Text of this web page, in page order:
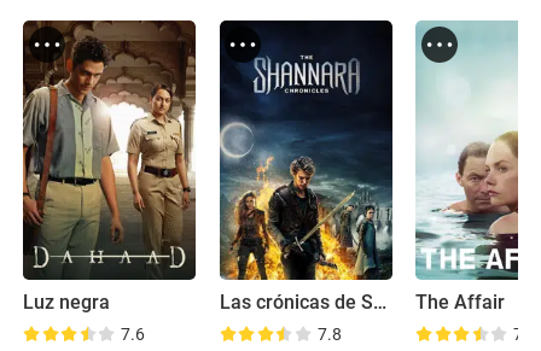
Luz negra
7.6
Las crónicas de Shannara
7.8
The Affair
7.7